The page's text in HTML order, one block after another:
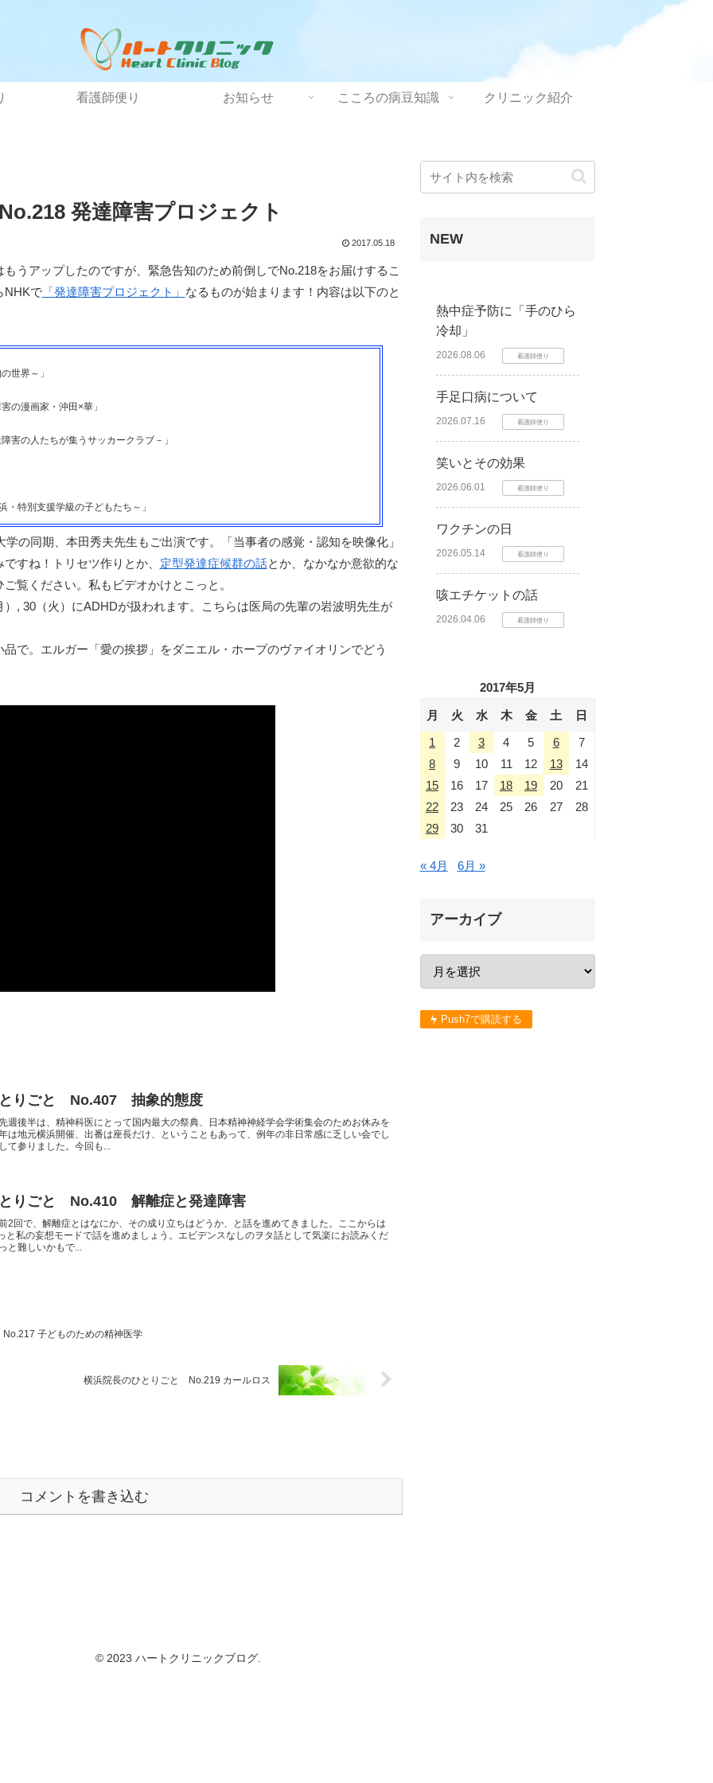
看護師便り お知らせ こころの病豆知識 クリニック紹介
発達障害プロジェクト
2017.05.18
うアップしたのですが、緊急告知のため前倒しでNo.218をお届けするこ
NHKで「発達障害プロジェクト」 なるものが始まります！内容は以下のと
世界～」
の漫画家・沖田×華」
害の人たちが集うサッカークラブ－」
特別支援学級の子どもたち～」
の同期、本田秀夫先生もご出演です。「当事者の感覚・認知を映像化」
すね！トリセツ作りとか、 定型発達症候群の話とか、なかなか意欲的な
覧ください。私もビデオかけとこっと。
）, 30（火）にADHDが扱われます。こちらは医局の先輩の岩波明先生が
で。エルガー「愛の挨拶」をダニエル・ホープのヴァイオリンでどう
とりごと No.407 抽象的態度
週後半は、精神科医にとって国内最大の祭典、日本精神神経学会学術集会のためお休みを
は地元横浜開催、出番は座長だけ、ということもあって、例年の非日常感に乏しい会でし
て参りました。今回も...
りごと No.410 解離症と発達障害
2回で、解離症とはなにか、その成り立ちはどうか、と話を進めてきました。ここからは
と私の妄想モードで話を進めましょう。エビデンスなしのヲタ話として気楽にお読みくだ
と難しいかもで...
子どものための精神医学
横浜院長のひとりごと No.219 カールロス
コメントを書き込む
NEW
熱中症予防に「手のひら
冷却」
2026.08.06 看護師便り
手足口病について
2026.07.16 看護師便り
笑いとその効果
2026.06.01 看護師便り
ワクチンの日
2026.05.14 看護師便り
咳エチケットの話
2026.04.06 看護師便り
2017年5月
月 火 水 木 金 土
日
1
2 3 4 5 6
7
8
9 10 11 12 13
14
15
16 17 18 19 20
21
22
23 24 25 26 27
28
29
30 31
« 4月 6月 »
アーカイブ
Push7で購読する
© 2023 ハートクリニックブログ.